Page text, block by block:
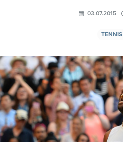
03.07.2015
TENNIS